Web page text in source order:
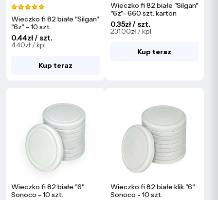
Wieczko fi 82 białe "Silgan"
"6z" - 10 szt.
0.44zł / szt.
4.40zł / kpl.
Kup teraz
Wieczko fi 82 białe "Silgan"
"6z"- 660 szt. karton
0.35zł / szt.
231.00zł / kpl.
Kup teraz
Wieczko fi 82 białe "6"
Sonoco - 10 szt.
Wieczko fi 82 białe klik "6"
Sonoco - 10 szt.